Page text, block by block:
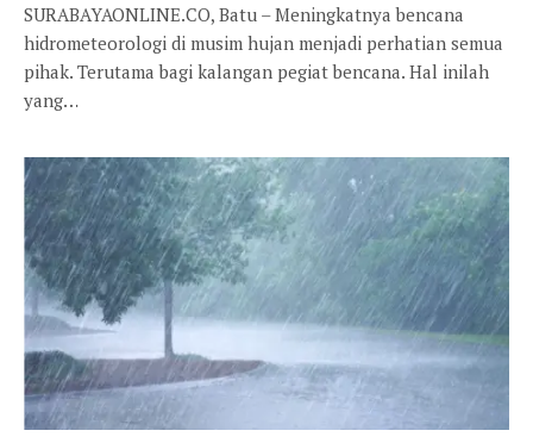
SURABAYAONLINE.CO, Batu – Meningkatnya bencana
hidrometeorologi di musim hujan menjadi perhatian semua
pihak. Terutama bagi kalangan pegiat bencana. Hal inilah
yang…